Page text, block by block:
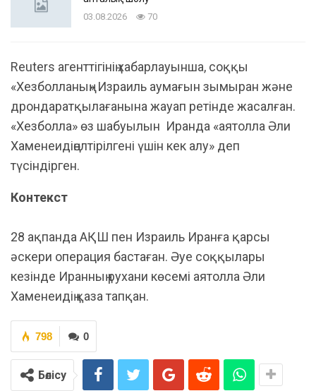
03.08.2026 70
Reuters агенттігінің хабарлауынша, соққы
«Хезболланың» Израиль аумағын зымыран және
дрондаратқылағанына жауап ретінде жасалған.
«Хезболла» өз шабуылын Иранда «аятолла Әли
Хаменеидіңөлтірілгені үшін кек алу» деп
түсіндірген.
Контекст
28 ақпанда АҚШ пен Израиль Иранға қарсы
әскери операция бастаған. Әуе соққылары
кезінде Иранның рухани көсемі аятолла Әли
Хаменеидің қаза тапқан.
0
798
Бөлісу